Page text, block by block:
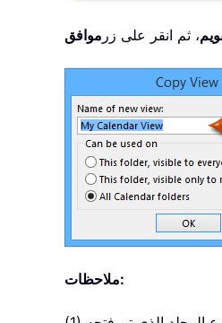
، ثم انقر على زر موافق
ملاحظات: